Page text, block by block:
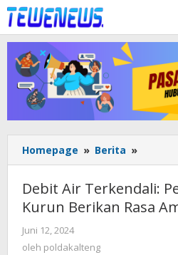
Lewati
ke
konten
Homepage » Berita »
Air
Polsek
Debit Air Terkendali:
Kurun Berikan Rasa
Juni 12, 2024
poldakalteng
oleh poldakalteng